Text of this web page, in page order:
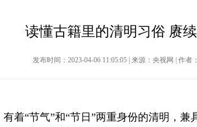
读懂古籍里的清明习俗 赓
发布时间：2023-04-06 11:05:05 | 来源：央视网 | 作
有着“节气”和“节日”两重身份的清明，